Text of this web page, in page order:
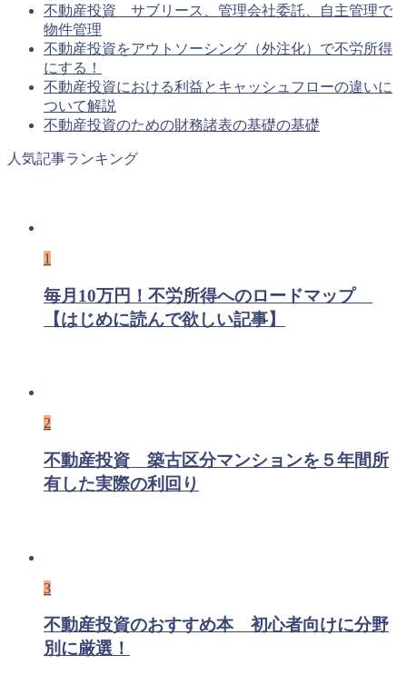
不動産投資 サブリース、管理会社委託、自主管理で
物件管理
不動産投資をアウトソーシング（外注化）で不労所得
にする！
不動産投資における利益とキャッシュフローの違いに
ついて解説
不動産投資のための財務諸表の基礎の基礎
人気記事ランキング
1
毎月10万円！不労所得へのロードマップ
【はじめに読んで欲しい記事】
2
不動産投資 築古区分マンションを５年間所
有した実際の利回り
3
不動産投資のおすすめ本 初心者向けに分野
別に厳選！